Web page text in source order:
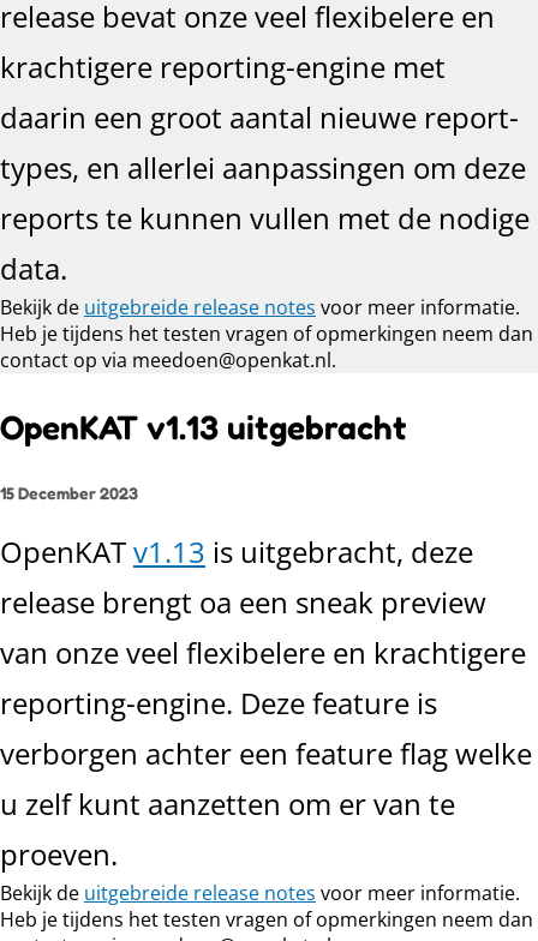
release bevat onze veel flexibelere en
krachtigere reporting-engine met
daarin een groot aantal nieuwe report-
types, en allerlei aanpassingen om deze
reports te kunnen vullen met de nodige
data.
Bekijk de uitgebreide release notes voor meer informatie.
Heb je tijdens het testen vragen of opmerkingen neem dan
contact op via meedoen@openkat.nl.
OpenKAT v1.13 uitgebracht
15 December 2023
OpenKATv1.13 is uitgebracht, deze
release brengt oa een sneak preview
van onze veel flexibelere en krachtigere
reporting-engine. Deze feature is
verborgen achter een feature flag welke
u zelf kunt aanzetten om er van te
proeven.
Bekijk de uitgebreide release notes voor meer informatie.
Heb je tijdens het testen vragen of opmerkingen neem dan